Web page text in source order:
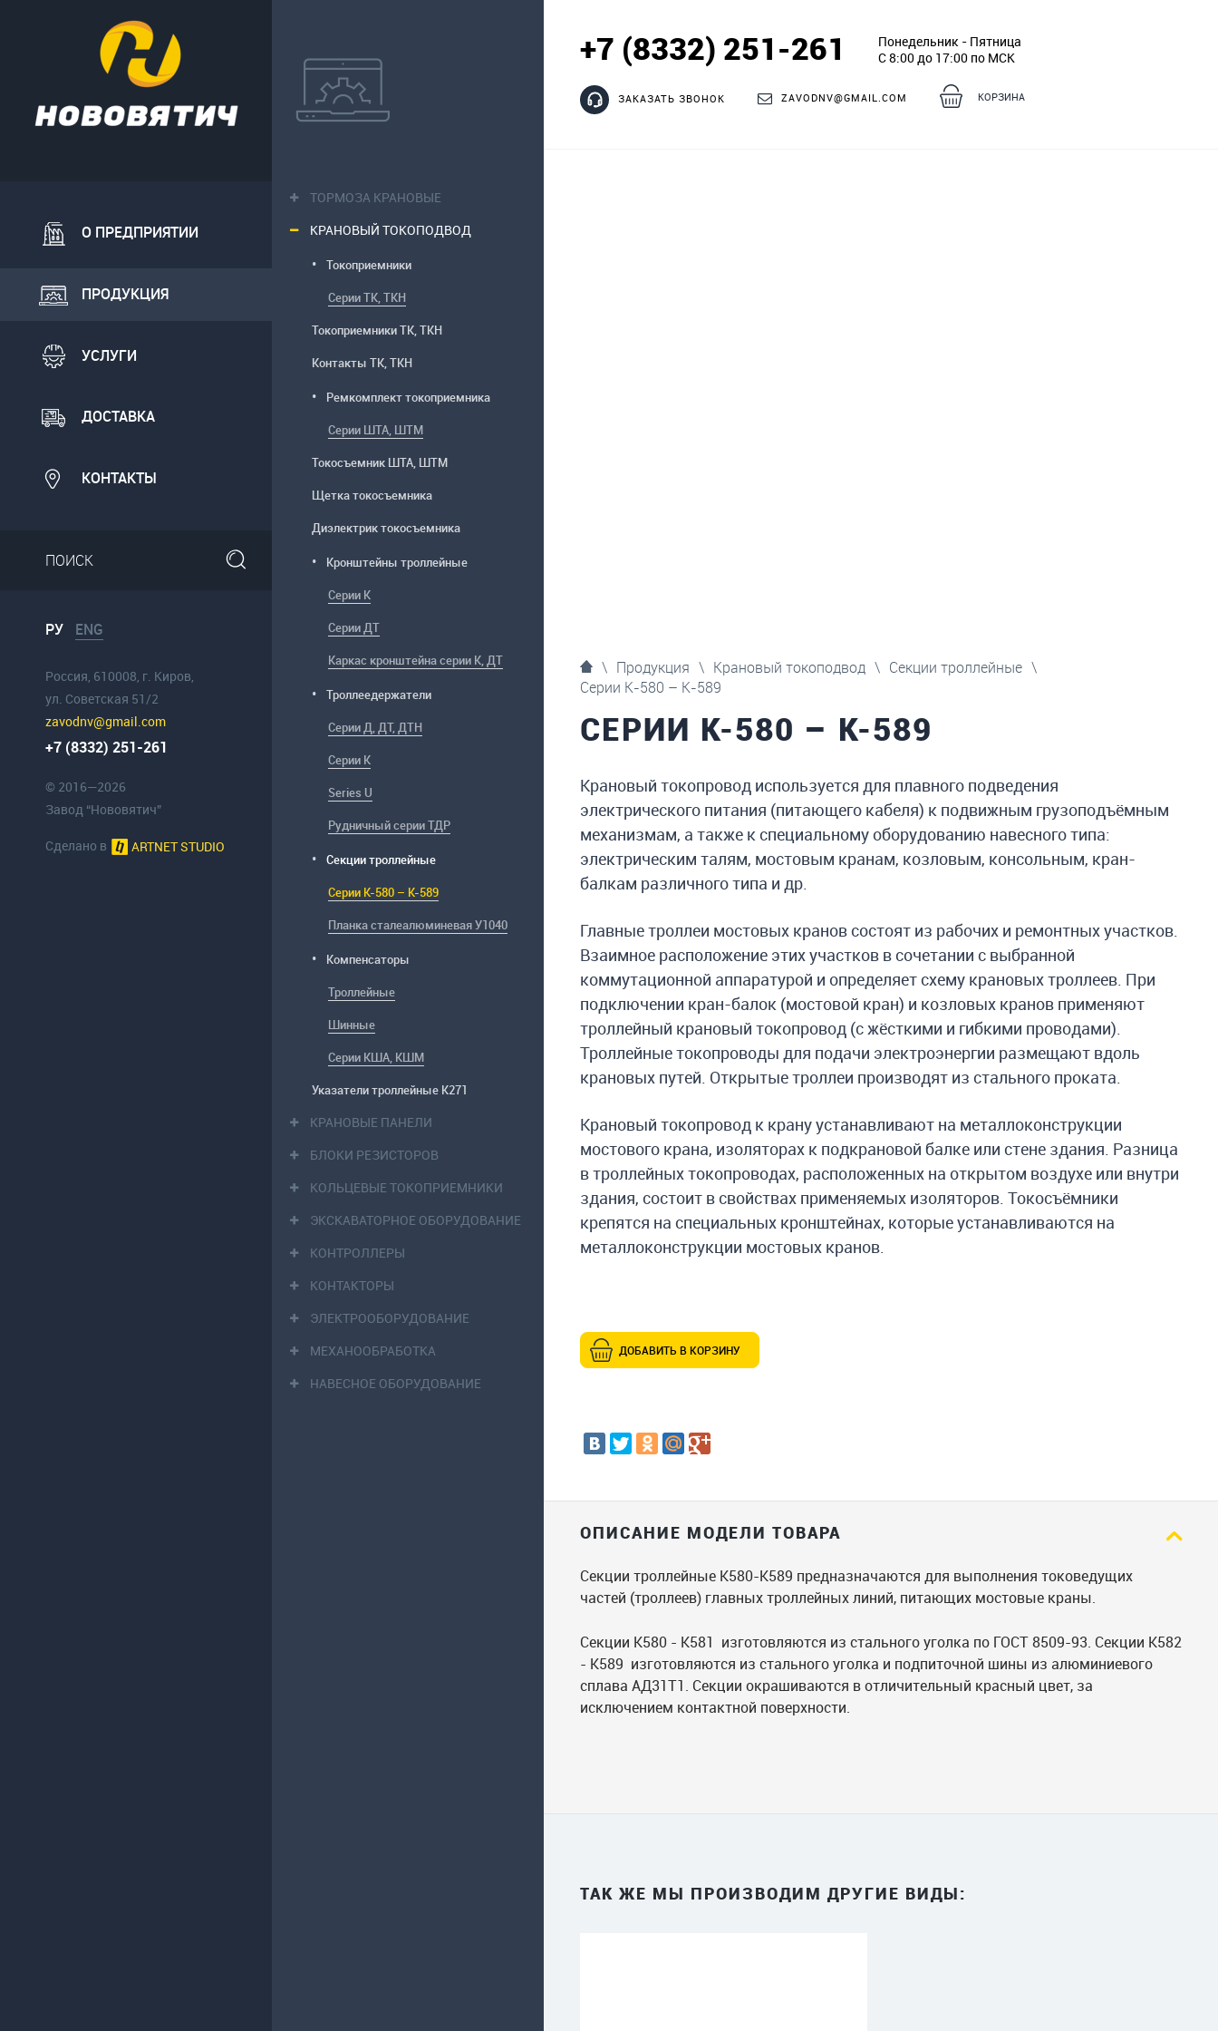
О ПРЕДПРИЯТИИ
ПРОДУКЦИЯ
ТОРМОЗА КРАНОВЫЕ
КРАНОВЫЙ ТОКОПОДВОД
Токоприемники
Серии ТК, ТКН
Токоприемники ТК, ТКН
Контакты ТК, ТКН
Ремкомплект токоприемника
Серии ШТА, ШТМ
Токосъемник ШТА, ШТМ
Щетка токосъемника
Диэлектрик токосъемника
Кронштейны троллейные
Серии К
Серии ДТ
Каркас кронштейна серии К, ДТ
Троллеедержатели
Серии Д, ДТ, ДТН
Серии К
Series U
Рудничный серии ТДР
Секции троллейные
Серии К-580 – К-589
Планка сталеалюминевая У1040
Компенсаторы
Троллейные
Шинные
Серии КША, КШМ
Указатели троллейные К271
КРАНОВЫЕ ПАНЕЛИ
БЛОКИ РЕЗИСТОРОВ
КОЛЬЦЕВЫЕ ТОКОПРИЕМНИКИ
ЭКСКАВАТОРНОЕ ОБОРУДОВАНИЕ
КОНТРОЛЛЕРЫ
КОНТАКТОРЫ
ЭЛЕКТРООБОРУДОВАНИЕ
МЕХАНООБРАБОТКА
НАВЕСНОЕ ОБОРУДОВАНИЕ
УСЛУГИ
ДОСТАВКА
КОНТАКТЫ
РУ ENG
Россия, 610008, г. Киров,
ул. Советская 51/2
zavodnv@gmail.com
+7 (8332) 251-261
© 2016—2026
Завод “Нововятич”
Сделано в ARTNET STUDIO
+7 (8332) 251-261
Понедельник - Пятница
С 8:00 до 17:00 по МСК
ЗАКАЗАТЬ ЗВОНОК ZAVODNV@GMAIL.COM КОРЗИНА
\ Продукция \ Крановый токоподвод \ Секции троллейные \
Серии К-580 – К-589
СЕРИИ К-580 – К-589
Крановый токопровод используется для плавного подведения
электрического питания (питающего кабеля) к подвижным грузоподъёмным
механизмам, а также к специальному оборудованию навесного типа:
электрическим талям, мостовым кранам, козловым, консольным, кран-
балкам различного типа и др.
Главные троллеи мостовых кранов состоят из рабочих и ремонтных участков.
Взаимное расположение этих участков в сочетании с выбранной
коммутационной аппаратурой и определяет схему крановых троллеев. При
подключении кран-балок (мостовой кран) и козловых кранов применяют
троллейный крановый токопровод (с жёсткими и гибкими проводами).
Троллейные токопроводы для подачи электроэнергии размещают вдоль
крановых путей. Открытые троллеи производят из стального проката.
Крановый токопровод к крану устанавливают на металлоконструкции
мостового крана, изоляторах к подкрановой балке или стене здания. Разница
в троллейных токопроводах, расположенных на открытом воздухе или внутри
здания, состоит в свойствах применяемых изоляторов. Токосъёмники
крепятся на специальных кронштейнах, которые устанавливаются на
металлоконструкции мостовых кранов.
ДОБАВИТЬ В КОРЗИНУ
ОПИСАНИЕ МОДЕЛИ ТОВАРА
Cекции троллейные К580-К589 предназначаются для выполнения токоведущих
частей (троллеев) главных троллейных линий, питающих мостовые краны.
Секции К580 - К581 изготовляются из стального уголка по ГОСТ 8509-93. Секции К582
- К589 изготовляются из стального уголка и подпиточной шины из алюминиевого
сплава АД31Т1. Секции окрашиваются в отличительный красный цвет, за
исключением контактной поверхности.
ТАК ЖЕ МЫ ПРОИЗВОДИМ ДРУГИЕ ВИДЫ: